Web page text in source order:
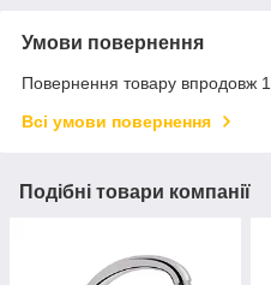
Умови повернення
Повернення товару впродовж
Всі умови повернення
Подібні товари компанії